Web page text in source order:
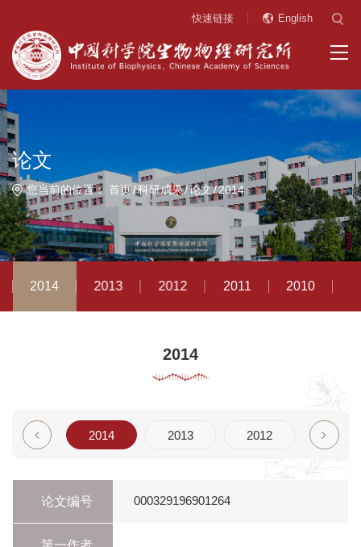
快速链接 English
论文
您当前的位置：首页 科研成果 论文 2014
2014 2013 2012 2011 2010
2014
2015 2014 2013 2012 2011
论文编号 000329196901264